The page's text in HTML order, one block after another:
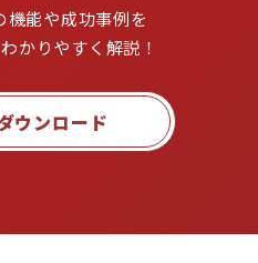
能や成功事例を
かりやすく解説！
ウンロード